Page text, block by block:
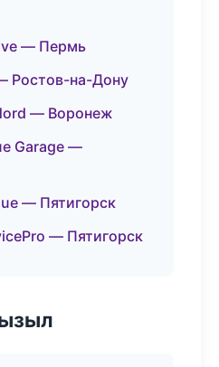
— Пермь
Ростов-на-Дону
— Воронеж
Garage —
— Пятигорск
— Пятигорск